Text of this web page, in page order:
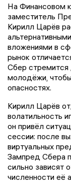
На Финансовом
заместитель
Кирилл Царёв
вложениями в
рынок
Сбер
молодёжи,
опасностях.
Кирилл Царёв
волатильность
он привёл
сессии: после
виртуальных
Зампред Сбера
сильно зависят
численности её